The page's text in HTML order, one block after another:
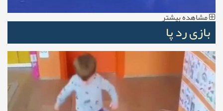
مشاهده بیشتر
بازی رد پا